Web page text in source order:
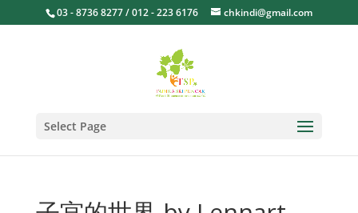
03 - 8736 8277 / 012 - 223 6176 chkindi@gmail.com
Select Page